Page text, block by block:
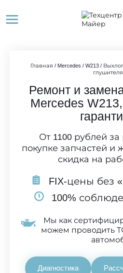
содержимому
Главная / Mercedes / W213 /
глушителя
Ремонт и
Mercedes
От 1100 рублей
покупке запчастей и
скидка на
FIX-цены без
100%
Мы как
можем проводить
Диагностика